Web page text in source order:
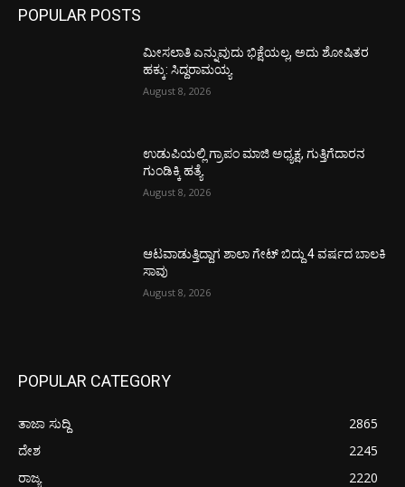
POPULAR POSTS
ಮೀಸಲಾತಿ ಎನ್ನುವುದು ಭಿಕ್ಷೆಯಲ್ಲ, ಅದು ಶೋಷಿತರ
ಹಕ್ಕು: ಸಿದ್ದರಾಮಯ್ಯ
August 8, 2026
ಉಡುಪಿಯಲ್ಲಿ ಗ್ರಾಪಂ ಮಾಜಿ ಅಧ್ಯಕ್ಷ, ಗುತ್ತಿಗೆದಾರನ
ಗುಂಡಿಕ್ಕಿ ಹತ್ಯೆ
August 8, 2026
ಆಟವಾಡುತ್ತಿದ್ದಾಗ ಶಾಲಾ ಗೇಟ್‌ ಬಿದ್ದು 4 ವರ್ಷದ ಬಾಲಕಿ
ಸಾವು
August 8, 2026
POPULAR CATEGORY
ತಾಜಾ ಸುದ್ದಿ
2865
ದೇಶ
2245
ರಾಜ್ಯ
2220